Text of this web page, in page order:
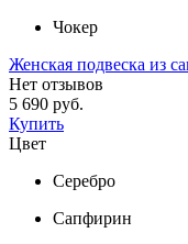
Чокер
Женская подвеска из
Нет отзывов
5 690 руб.
Купить
Цвет
Серебро
Сапфирин